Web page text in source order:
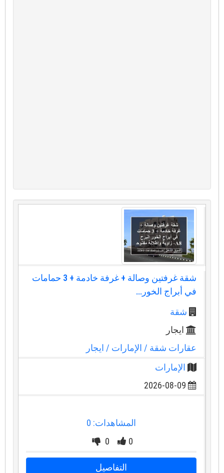
شقة غرفتين وصالة + غرفة خادمة + 3 حمامات
في أبراج الخور...
شقة
ايجار
عقارات شقة / الإمارات/ ايجار
الإمارات
2026-08-09
المشاهدات: 0
0
0
التفاصيل